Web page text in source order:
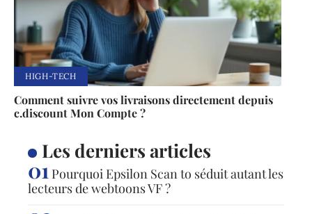
HIGH-TECH
Comment suivre vos livraisons directement depuis
c.discount Mon Compte ?
Les derniers articles
Pourquoi Epsilon Scan to séduit autant les
lecteurs de webtoons VF ?